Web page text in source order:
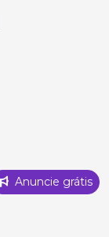
Anuncie grátis